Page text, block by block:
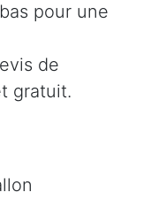
pour une
de
gratuit.